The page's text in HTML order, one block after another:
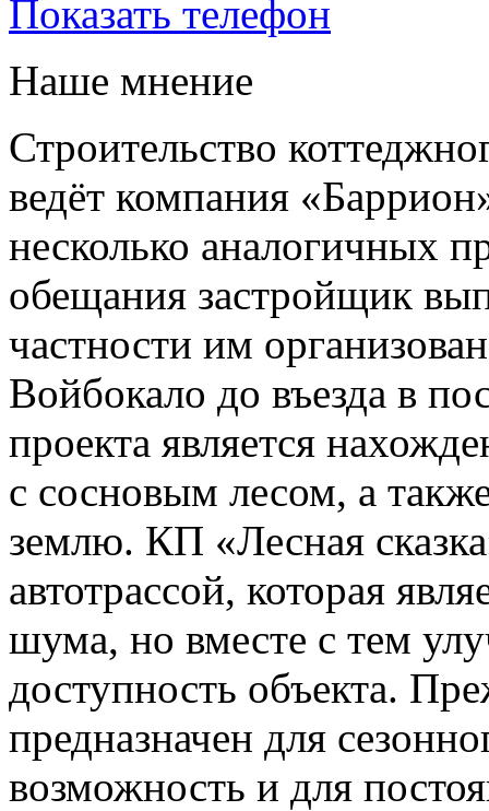
Показать телефон
Наше мнение
Строительство
ведёт компания
несколько аналогичных
обещания застройщик
частности им
Войбокало до въезда в
проекта является
с сосновым лесом, а
землю. КП «Лесная
автотрассой, которая
шума, но вместе с тем
доступность объекта.
предназначен для
возможность и для